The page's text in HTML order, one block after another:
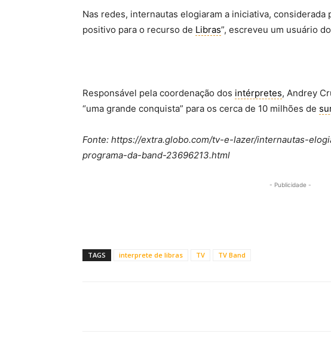
Nas redes, internautas elogiaram a iniciativa, considerada
positivo para o recurso de Libras”, escreveu um usuário do
Responsável pela coordenação dos intérpretes, Andrey
“uma grande conquista” para os cerca de 10 milhões de
Fonte: https://extra.globo.com/tv-e-lazer/internautas-
programa-da-band-23696213.html
- Publicidade -
TAGS interprete de libras TV TV Band